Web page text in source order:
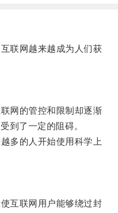
联网越来越成为人们获
网的管控和限制却逐渐
到了一定的阻碍。
的人开始使用科学上
互联网用户能够绕过封